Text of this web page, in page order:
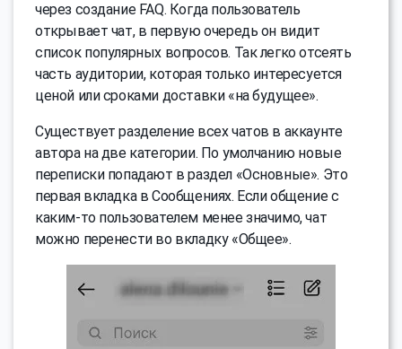
через создание FAQ. Когда пользователь
открывает чат, в первую очередь он видит
список популярных вопросов. Так легко отсеять
часть аудитории, которая только интересуется
ценой или сроками доставки «на будущее».
Существует разделение всех чатов в аккаунте
автора на две категории. По умолчанию новые
переписки попадают в раздел «Основные». Это
первая вкладка в Сообщениях. Если общение с
каким-то пользователем менее значимо, чат
можно перенести во вкладку «Общее».